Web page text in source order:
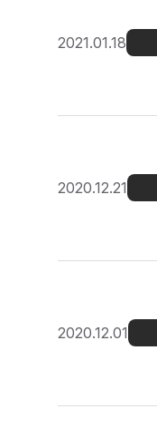
2021.01.18
2020.12.21
2020.12.01